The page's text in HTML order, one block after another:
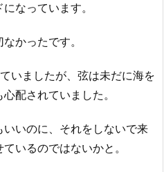
なっています。
かったです。
いましたが、弦は未だに海を
配されていました。
いのに、それをしないで来
いるのではないかと。